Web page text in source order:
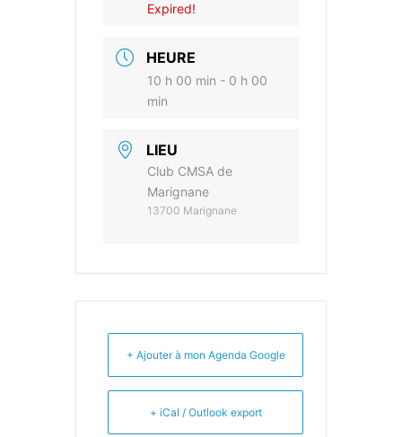
Expired!
HEURE
10 h 00 min - 0 h 00
min
LIEU
Club CMSA de
Marignane
13700 Marignane
+ Ajouter à mon Agenda Google
+ iCal / Outlook export